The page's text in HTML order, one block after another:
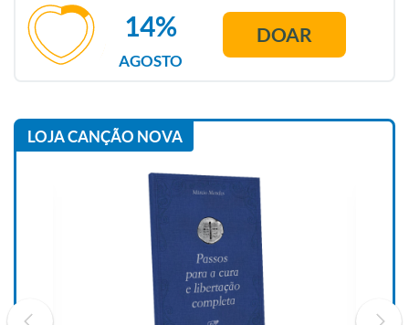
AGOSTO
14% DOAR
LOJA CANÇÃO NOVA